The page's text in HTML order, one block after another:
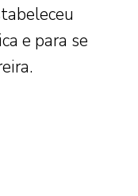
e para se